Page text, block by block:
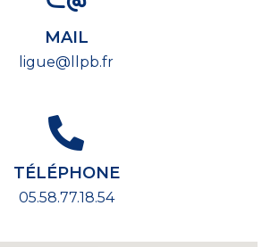
MAIL
ligue@llpb.fr
TÉLÉPHONE
05.58.77.18.54